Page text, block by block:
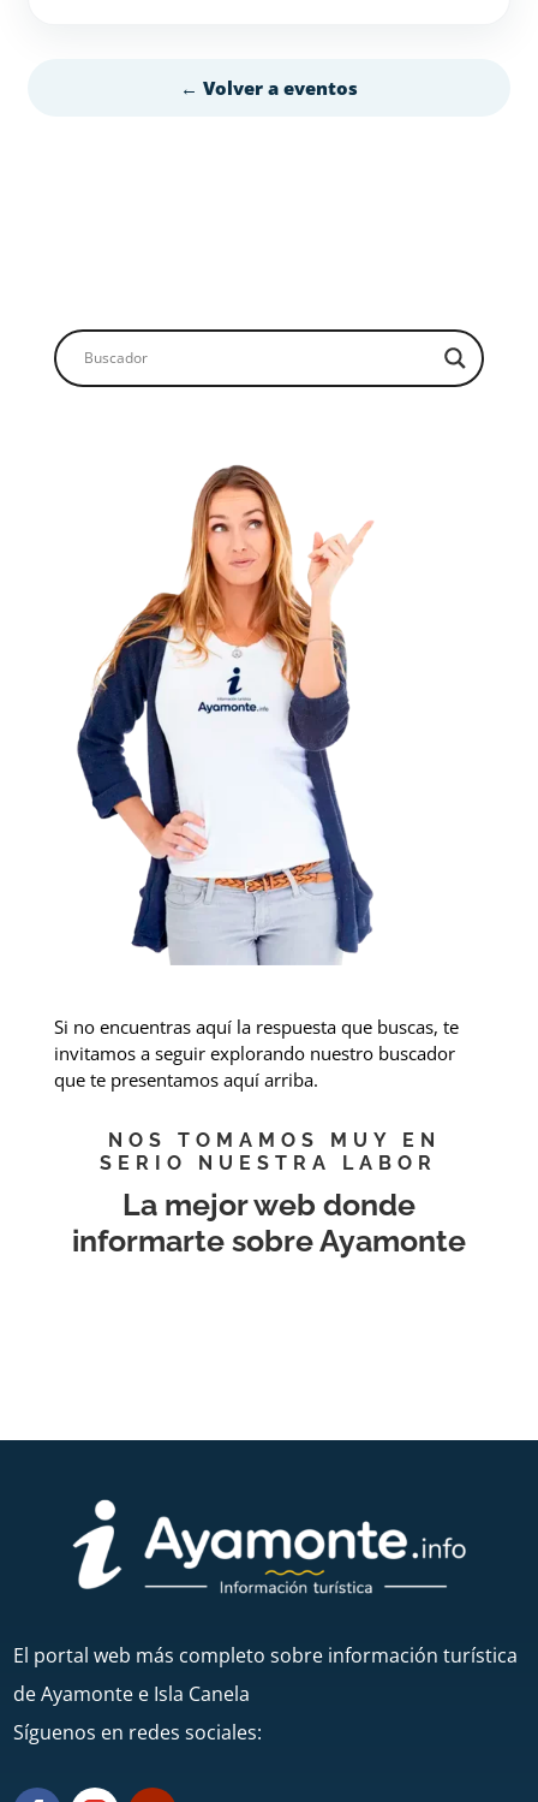
← Volver a eventos
Si no encuentras aquí la respuesta que buscas, te
invitamos a seguir explorando nuestro buscador
que te presentamos aquí arriba.
NOS TOMAMOS MUY EN
SERIO NUESTRA LABOR
La mejor web donde
informarte sobre Ayamonte
El portal web más completo sobre información turística
de Ayamonte e Isla Canela
Síguenos en redes sociales: